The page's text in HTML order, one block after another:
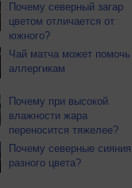
Почему северный загар
цветом отличается от
южного?
Чай матча может помочь
аллергикам
Почему при высокой
влажности жара
переносится тяжелее?
Почему северные сияния
разного цвета?